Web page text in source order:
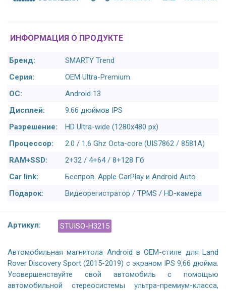
ИНФОРМАЦИЯ О ПРОДУКТЕ
Бренд:
SMARTY Trend
Серия:
OEM Ultra-Premium
ОС:
Android 13
Дисплей:
9.66 дюймов IPS
Разрешение:
HD Ultra-wide (1280х480 px)
Процессор:
2.0 / 1.6 Ghz Octa-core (UIS7862 / 8581A)
RAM+SSD:
2+32 / 4+64 / 8+128 Гб
Car link:
Беспров. Apple CarPlay и Android Auto
Подарок:
Видеорегистратор / TPMS / HD-камера
Артикул: STUISO-H3215
Автомобильная магнитола Android в OEM-стиле для Land
Rover Discovery Sport (2015-2019) с экраном IPS 9,66 дюйма.
Усовершенствуйте свой автомобиль с помощью
автомобильной стереосистемы ультра-премиум-класса,